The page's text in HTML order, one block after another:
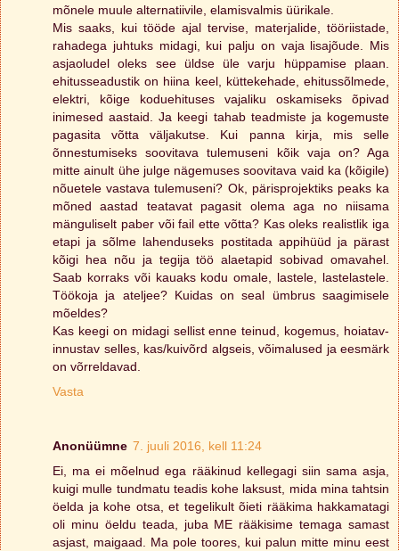
mõnele muule alternatiivile, elamisvalmis üürikale.
Mis saaks, kui tööde ajal tervise, materjalide, tööriistade,
rahadega juhtuks midagi, kui palju on vaja lisajõude. Mis
asjaoludel oleks see üldse üle varju hüppamise plaan.
ehitusseadustik on hiina keel, küttekehade, ehitussõlmede,
elektri, kõige koduehituses vajaliku oskamiseks õpivad
inimesed aastaid. Ja keegi tahab teadmiste ja kogemuste
pagasita võtta väljakutse. Kui panna kirja, mis selle
õnnestumiseks soovitava tulemuseni kõik vaja on? Aga
mitte ainult ühe julge nägemuses soovitava vaid ka (kõigile)
nõuetele vastava tulemuseni? Ok, pärisprojektiks peaks ka
mõned aastad teatavat pagasit olema aga no niisama
mänguliselt paber või fail ette võtta? Kas oleks realistlik iga
etapi ja sõlme lahenduseks postitada appihüüd ja pärast
kõigi hea nõu ja tegija töö alaetapid sobivad omavahel.
Saab korraks või kauaks kodu omale, lastele, lastelastele.
Töökoja ja ateljee? Kuidas on seal ümbrus saagimisele
mõeldes?
Kas keegi on midagi sellist enne teinud, kogemus, hoiatav-
innustav selles, kas/kuivõrd algseis, võimalused ja eesmärk
on võrreldavad.
Vasta
Anonüümne 7. juuli 2016, kell 11:24
Ei, ma ei mõelnud ega rääkinud kellegagi siin sama asja,
kuigi mulle tundmatu teadis kohe laksust, mida mina tahtsin
öelda ja kohe otsa, et tegelikult õieti rääkima hakkamatagi
oli minu öeldu teada, juba ME rääkisime temaga samast
asjast, maigaad. Ma pole toores, kui palun mitte minu eest